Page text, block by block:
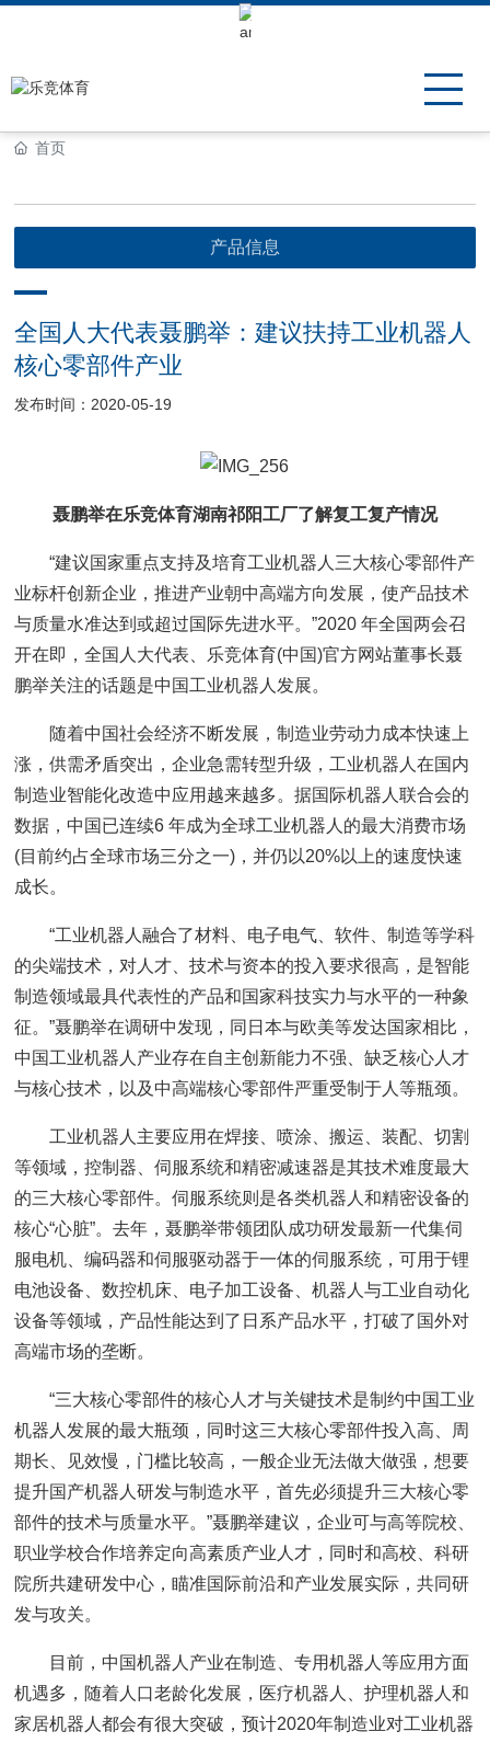
Keli Motor Group Search
首页
产品信息
全国人大代表聂鹏举：建议扶持工业机器人
核心零部件产业
发布时间：2020-05-19
聂鹏举在乐竞体育湖南祁阳工厂了解复工复产情况
“建议国家重点支持及培育工业机器人三大核心零部件产
业标杆创新企业，推进产业朝中高端方向发展，使产品技术
与质量水准达到或超过国际先进水平。”2020 年全国两会召
开在即，全国人大代表、乐竞体育(中国)官方网站董事长聂
鹏举关注的话题是中国工业机器人发展。
随着中国社会经济不断发展，制造业劳动力成本快速上
涨，供需矛盾突出，企业急需转型升级，工业机器人在国内
制造业智能化改造中应用越来越多。据国际机器人联合会的
数据，中国已连续6 年成为全球工业机器人的最大消费市场
(目前约占全球市场三分之一)，并仍以20%以上的速度快速
成长。
“工业机器人融合了材料、电子电气、软件、制造等学科
的尖端技术，对人才、技术与资本的投入要求很高，是智能
制造领域最具代表性的产品和国家科技实力与水平的一种象
征。”聂鹏举在调研中发现，同日本与欧美等发达国家相比，
中国工业机器人产业存在自主创新能力不强、缺乏核心人才
与核心技术，以及中高端核心零部件严重受制于人等瓶颈。
工业机器人主要应用在焊接、喷涂、搬运、装配、切割
等领域，控制器、伺服系统和精密减速器是其技术难度最大
的三大核心零部件。伺服系统则是各类机器人和精密设备的
核心“心脏”。去年，聂鹏举带领团队成功研发最新一代集伺
服电机、编码器和伺服驱动器于一体的伺服系统，可用于锂
电池设备、数控机床、电子加工设备、机器人与工业自动化
设备等领域，产品性能达到了日系产品水平，打破了国外对
高端市场的垄断。
“三大核心零部件的核心人才与关键技术是制约中国工业
机器人发展的最大瓶颈，同时这三大核心零部件投入高、周
期长、见效慢，门槛比较高，一般企业无法做大做强，想要
提升国产机器人研发与制造水平，首先必须提升三大核心零
部件的技术与质量水平。”聂鹏举建议，企业可与高等院校、
职业学校合作培养定向高素质产业人才，同时和高校、科研
院所共建研发中心，瞄准国际前沿和产业发展实际，共同研
发与攻关。
目前，中国机器人产业在制造、专用机器人等应用方面
机遇多，随着人口老龄化发展，医疗机器人、护理机器人和
家居机器人都会有很大突破，预计2020年制造业对工业机器